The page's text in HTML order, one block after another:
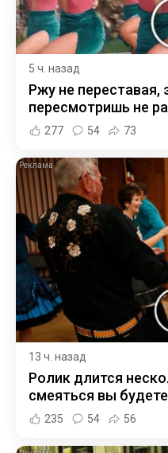
5 ч. назад
Ржу не переставая,
пересмотришь не
277 54 73
13 ч. назад
Ролик длится
смеяться вы
235 54 56